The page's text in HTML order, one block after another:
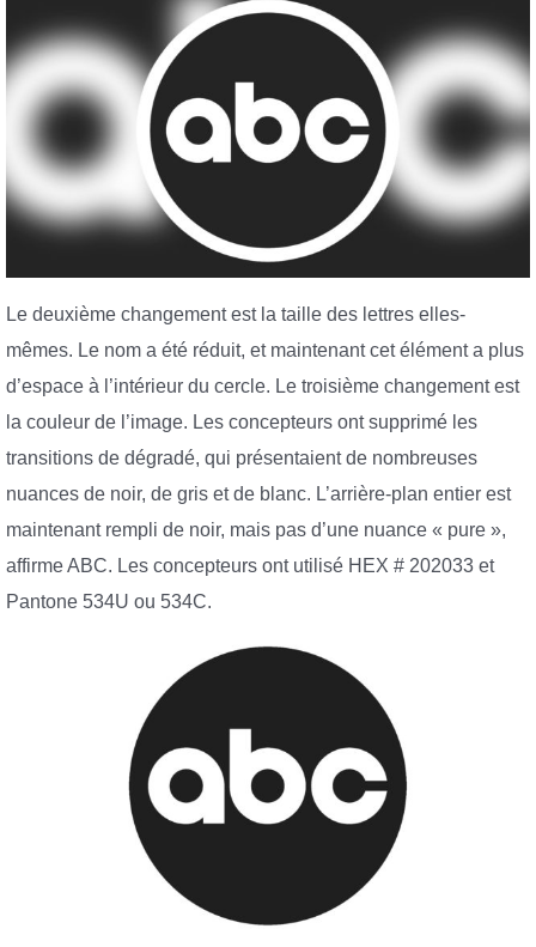
Le deuxième changement est la taille des lettres elles-
mêmes. Le nom a été réduit, et maintenant cet élément a plus
d’espace à l’intérieur du cercle. Le troisième changement est
la couleur de l’image. Les concepteurs ont supprimé les
transitions de dégradé, qui présentaient de nombreuses
nuances de noir, de gris et de blanc. L’arrière-plan entier est
maintenant rempli de noir, mais pas d’une nuance « pure »,
affirme ABC. Les concepteurs ont utilisé HEX # 202033 et
Pantone 534U ou 534C.